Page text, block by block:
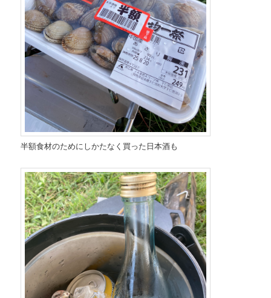
半額食材のためにしかたなく買った日本酒も